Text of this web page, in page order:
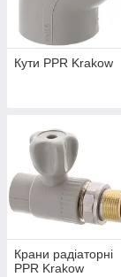
Кути PPR Krakow
Крани радіаторні
PPR Krakow